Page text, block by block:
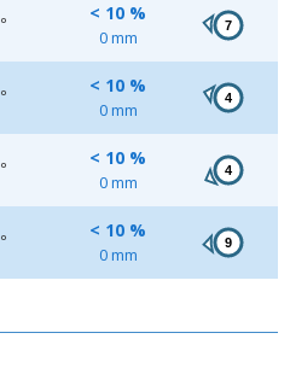
°
< 10 %
0 mm
7
°
< 10 %
0 mm
4
°
< 10 %
0 mm
4
°
< 10 %
0 mm
9